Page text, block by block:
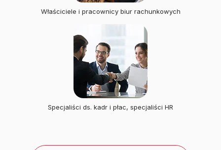
Właściciele i pracownicy biur rachunkowych
Specjaliści ds. kadr i płac, specjaliści HR